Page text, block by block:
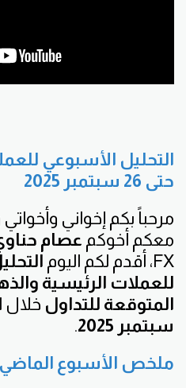
حتى 26 سبتمبر 2025
مرحباً بكم إخواني
معكم أخوكم عصام
FX، أقدم لكم اليوم
للعملات الرئيسية
المتوقعة للتداول خلال
سبتمبر 2025
.
ملخص الأسبوع الماضي